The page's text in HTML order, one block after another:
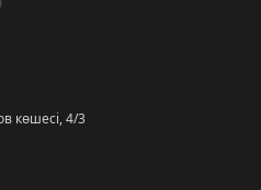
көшесі, 4/3